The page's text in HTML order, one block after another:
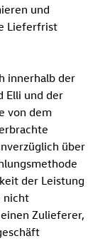
und
Lieferfrist
innerhalb der
Elli und der
von dem
über
der Leistung
nicht
Zulieferer,